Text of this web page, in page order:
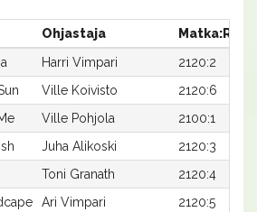
Ohjastaja
Matka:Rata
Harri Vimpari
2120:2
Ville Koivisto
2120:6
Ville Pohjola
2100:1
Juha Alikoski
2120:3
Toni Granath
2120:4
Ari Vimpari
2120:5